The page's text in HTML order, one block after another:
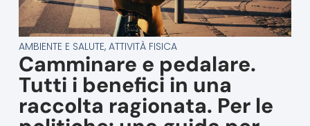
AMBIENTE E SALUTE, ATTIVITÀ FISICA
Camminare e pedalare.
Tutti i benefici in una
raccolta ragionata. Per le